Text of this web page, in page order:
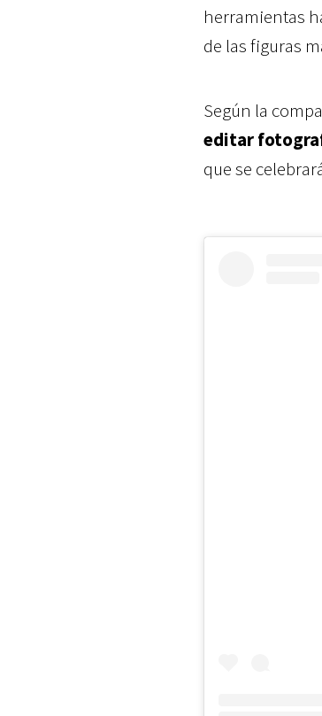
herramientas
de las figuras
Según la
editar
que se